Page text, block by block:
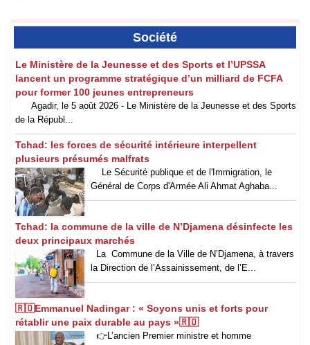
Société
Le Ministère de la Jeunesse et des Sports et l’UPSSA
lancent un programme stratégique d’un milliard de FCFA
pour former 100 jeunes entrepreneurs
Agadir, le 5 août 2026 - Le Ministère de la Jeunesse et des Sports
de la Républ...
Tchad: les forces de sécurité intérieure interpellent
plusieurs présumés malfrats
Le Sécurité publique et de l'Immigration, le
Général de Corps d'Armée Ali Ahmat Aghaba...
Tchad: la commune de la ville de N’Djamena désinfecte les
deux principaux marchés
La Commune de la Ville de N’Djamena, à travers
la Direction de l’Assainissement, de l’E...
‎🇷🇴Emmanuel Nadingar : « Soyons unis et forts pour
rétablir une paix durable au pays »🇷🇴
👉‎L’ancien Premier ministre et homme